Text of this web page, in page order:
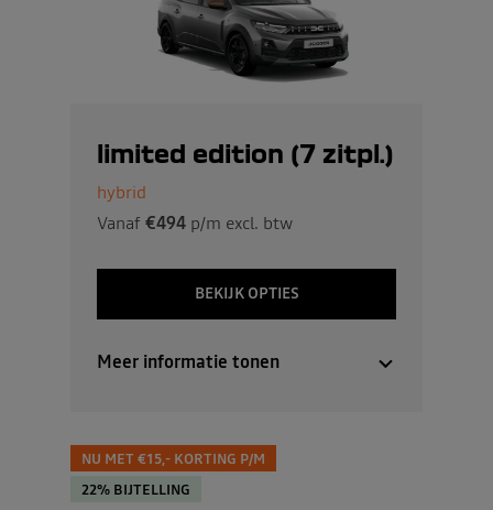
limited edition (7 zitpl.)
hybrid
Vanaf €494 p/m excl. btw
BEKIJK OPTIES
Meer informatie tonen
NU MET €15,- KORTING P/M
22% BIJTELLING